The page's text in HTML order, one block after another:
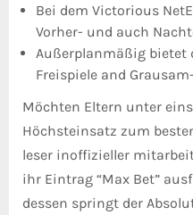
Bei dem Victorious
Vorher- und auch
Außerplanmäßig bietet
Freispiele and
Möchten Eltern unter
Höchsteinsatz zum
leser inoffizieller
ihr Eintrag “Max Bet”
dessen springt der